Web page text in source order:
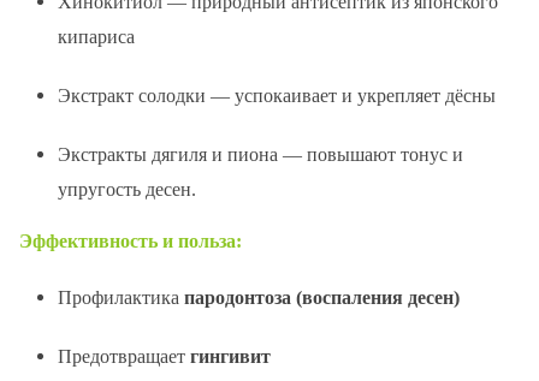
кипариса
Экстракт солодки — успокаивает и укрепляет дёсны
Экстракты дягиля и пиона — повышают тонус и
упругость десен.
Эффективность и польза:
Профилактика пародонтоза (воспаления десен)
Предотвращает гингивит